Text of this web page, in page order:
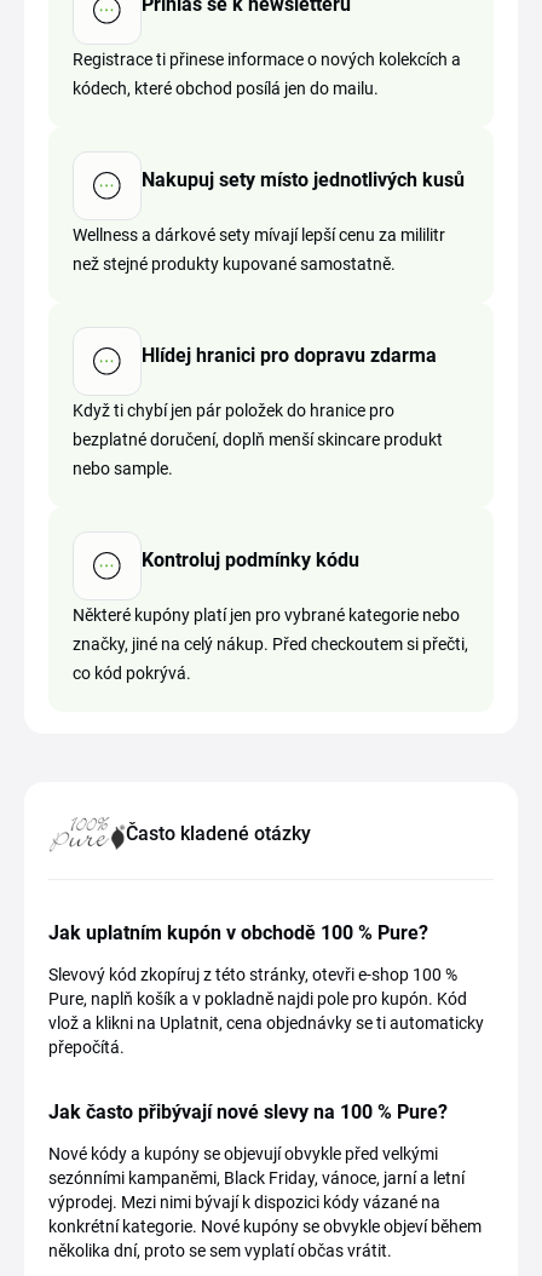
Registrace ti přinese informace o nových kolekcích a
kódech, které obchod posílá jen do mailu.
Nakupuj sety místo jednotlivých kusů
Wellness a dárkové sety mívají lepší cenu za mililitr
než stejné produkty kupované samostatně.
Hlídej hranici pro dopravu zdarma
Když ti chybí jen pár položek do hranice pro
bezplatné doručení, doplň menší skincare produkt
nebo sample.
Kontroluj podmínky kódu
Některé kupóny platí jen pro vybrané kategorie nebo
značky, jiné na celý nákup. Před checkoutem si přečti,
co kód pokrývá.
Často kladené otázky
Jak uplatním kupón v obchodě 100 % Pure?
Slevový kód zkopíruj z této stránky, otevři e-shop 100 %
Pure, naplň košík a v pokladně najdi pole pro kupón. Kód
vlož a klikni na Uplatnit, cena objednávky se ti automaticky
přepočítá.
Jak často přibývají nové slevy na 100 % Pure?
Nové kódy a kupóny se objevují obvykle před velkými
sezónními kampaněmi, Black Friday, vánoce, jarní a letní
výprodej. Mezi nimi bývají k dispozici kódy vázané na
konkrétní kategorie. Nové kupóny se obvykle objeví během
několika dní, proto se sem vyplatí občas vrátit.